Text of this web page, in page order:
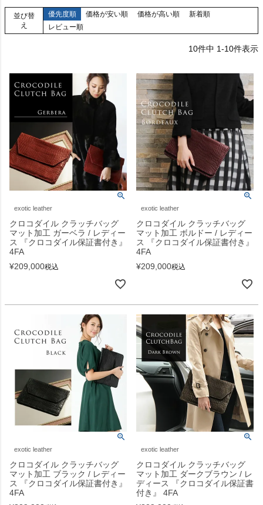
並び替
え
優先度順 価格が安い順 価格が高い順
新着順
レビュー順
10件中 1-10件表示
exotic leather
クロコダイル クラッチバッグ
マット加工 ガーベラ / レディー
ス 『クロコダイル保証書付き』
4FA
¥209,000税込
exotic leather
クロコダイル クラッチバッグ
マット加工 ボルドー / レディー
ス 『クロコダイル保証書付き』
4FA
¥209,000税込
exotic leather
クロコダイル クラッチバッグ
マット加工 ブラック / レディー
ス 『クロコダイル保証書付き』
4FA
exotic leather
クロコダイル クラッチバッグ
マット加工 ダークブラウン / レ
ディース 『クロコダイル保証書
付き』 4FA